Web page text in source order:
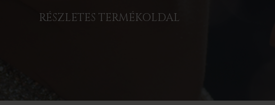
RÉSZLETES TERMÉKOLDAL